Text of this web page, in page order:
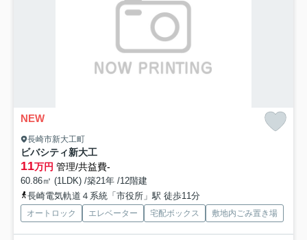
NEW
長崎市新大工町
ビバシティ新大工
11万円 管理/共益費-
60.86㎡ (1LDK) /築21年 /12階建
長崎電気軌道４系統「市役所」駅 徒歩11分
オートロック エレベーター 宅配ボックス 敷地内ごみ置き場